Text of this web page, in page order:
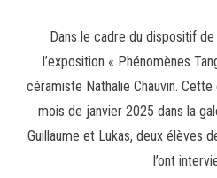
Dans le cadre du dispositif
l’exposition « Phénomènes
céramiste Nathalie Chauvin.
mois de janvier 2025 dans la
Guillaume et Lukas, deux élèves
l’ont